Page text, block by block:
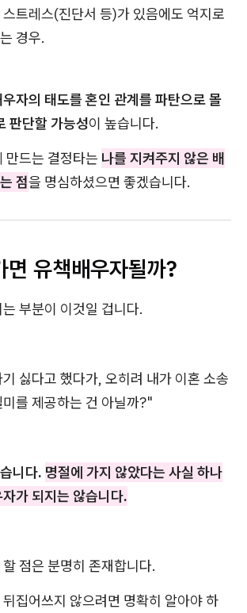
트레스(진단서 등)가 있음에도 억지로
경우.
자의 태도를 혼인 관계를 파탄으로 몰
판단할 가능성이 높습니다.
만드는 결정타는 나를 지켜주지 않은 배
점을 명심하셨으면 좋겠습니다.
면 유책배우자될까?
부분이 이것일 겁니다.
싫다고 했다가, 오히려 내가 이혼 소송
를 제공하는 건 아닐까?"
니다. 명절에 가지 않았다는 사실 하나
가 되지는 않습니다.
점은 분명히 존재합니다.
집어쓰지 않으려면 명확히 알아야 하